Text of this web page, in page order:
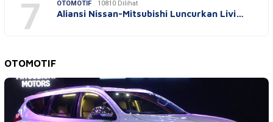
7 OTOMOTIF 10810 Dilihat
Aliansi Nissan-Mitsubishi Luncurkan Livi…
OTOMOTIF